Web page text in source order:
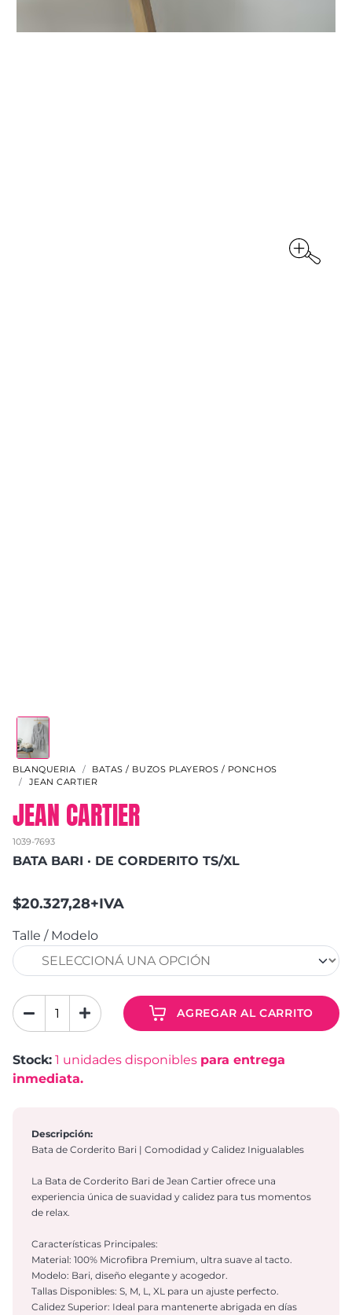
BLANQUERIA
BATAS / BUZOS PLAYEROS / PONCHOS
JEAN CARTIER
JEAN CARTIER
1039-7693
BATA BARI · DE CORDERITO TS/XL
$20.327,28+IVA
Talle / Modelo
AGREGAR AL CARRITO
Stock: 1 unidades disponibles para entrega
inmediata.
Descripción:
Bata de Corderito Bari | Comodidad y Calidez Inigualables
La Bata de Corderito Bari de Jean Cartier ofrece una
experiencia única de suavidad y calidez para tus momentos
de relax.
Características Principales:
Material: 100% Microfibra Premium, ultra suave al tacto.
Modelo: Bari, diseño elegante y acogedor.
Tallas Disponibles: S, M, L, XL para un ajuste perfecto.
Calidez Superior: Ideal para mantenerte abrigada en días